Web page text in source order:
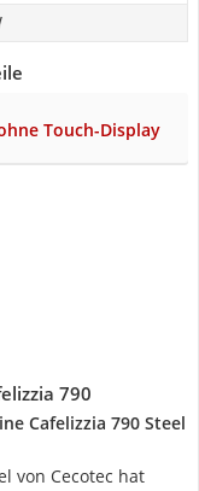
Touch-Display
790
Cafelizzia 790 Steel
von Cecotec hat